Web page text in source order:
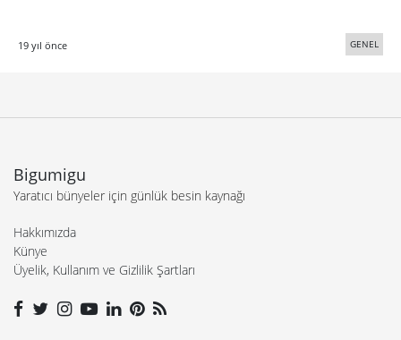
19 yıl önce GENEL
Bigumigu
Yaratıcı bünyeler için günlük besin kaynağı
Hakkımızda
Künye
Üyelik, Kullanım ve Gizlilik Şartları